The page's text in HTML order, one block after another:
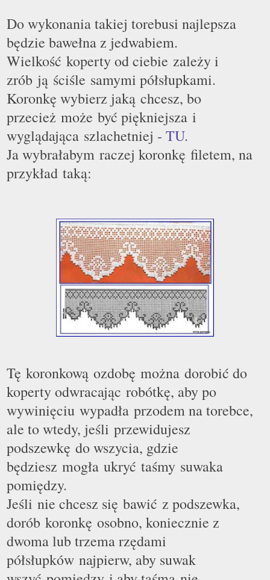
Do wykonania takiej torebusi najlepsza
będzie bawełna z jedwabiem.
Wielkość koperty od ciebie zależy i
zrób ją ściśle samymi półsłupkami.
Koronkę wybierz jaką chcesz, bo
przecież może być piękniejsza i
wyglądająca szlachetniej - TU.
Ja wybrałabym raczej koronkę filetem, na
przykład taką:
Tę koronkową ozdobę można dorobić do
koperty odwracając robótkę, aby po
wywinięciu wypadła przodem na torebce,
ale to wtedy, jeśli przewidujesz
podszewkę do wszycia, gdzie
będziesz mogła ukryć taśmy suwaka
pomiędzy.
Jeśli nie chcesz się bawić z podszewka,
dorób koronkę osobno, koniecznie z
dwoma lub trzema rzędami
półsłupków najpierw, aby suwak